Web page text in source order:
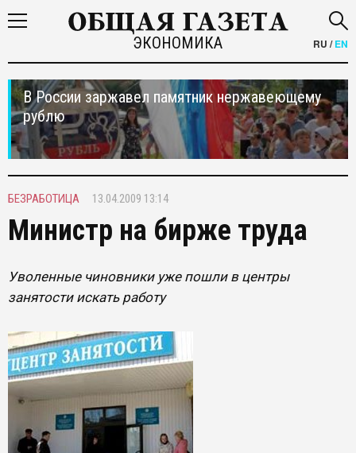
ЭКОНОМИКА RU /EN
В России заржавел памятник нержавеющему
рублю
БЕЗРАБОТИЦА 13.04.2009 13:14
Министр на бирже труда
Уволенные чиновники уже пошли в центры
занятости искать работу